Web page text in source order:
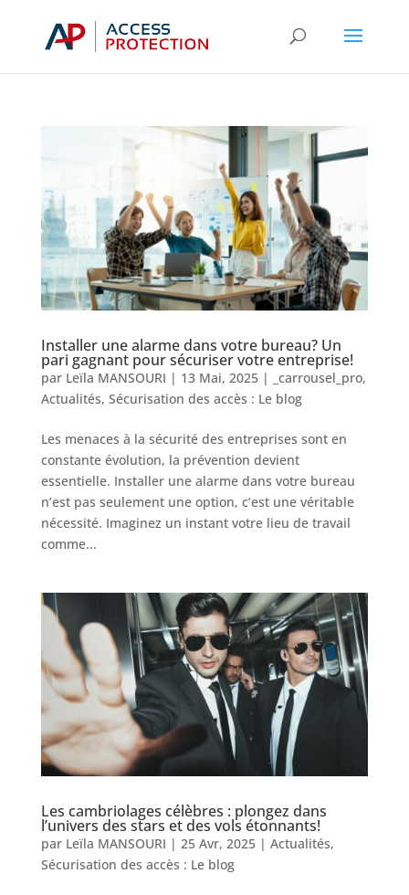
Installer une alarme dans votre bureau? Un
pari gagnant pour sécuriser votre entreprise!
par Leïla MANSOURI | 13 Mai, 2025| _carrousel_pro,
Actualités, Sécurisation des accès : Le blog
Les menaces à la sécurité des entreprises sont en
constante évolution, la prévention devient
essentielle. Installer une alarme dans votre bureau
n’est pas seulement une option, c’est une véritable
nécessité. Imaginez un instant votre lieu de travail
comme...
Les cambriolages célèbres : plongez dans
l’univers des stars et des vols étonnants!
par Leïla MANSOURI | 25 Avr, 2025| Actualités,
Sécurisation des accès : Le blog